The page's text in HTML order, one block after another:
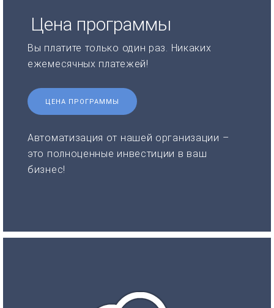
Цена программы
Вы платите только один раз. Никаких
ежемесячных платежей!
ЦЕНА ПРОГРАММЫ
Автоматизация от нашей организации –
это полноценные инвестиции в ваш
бизнес!